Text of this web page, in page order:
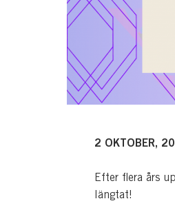
2 OKTOBER,
Efter flera års
längtat!